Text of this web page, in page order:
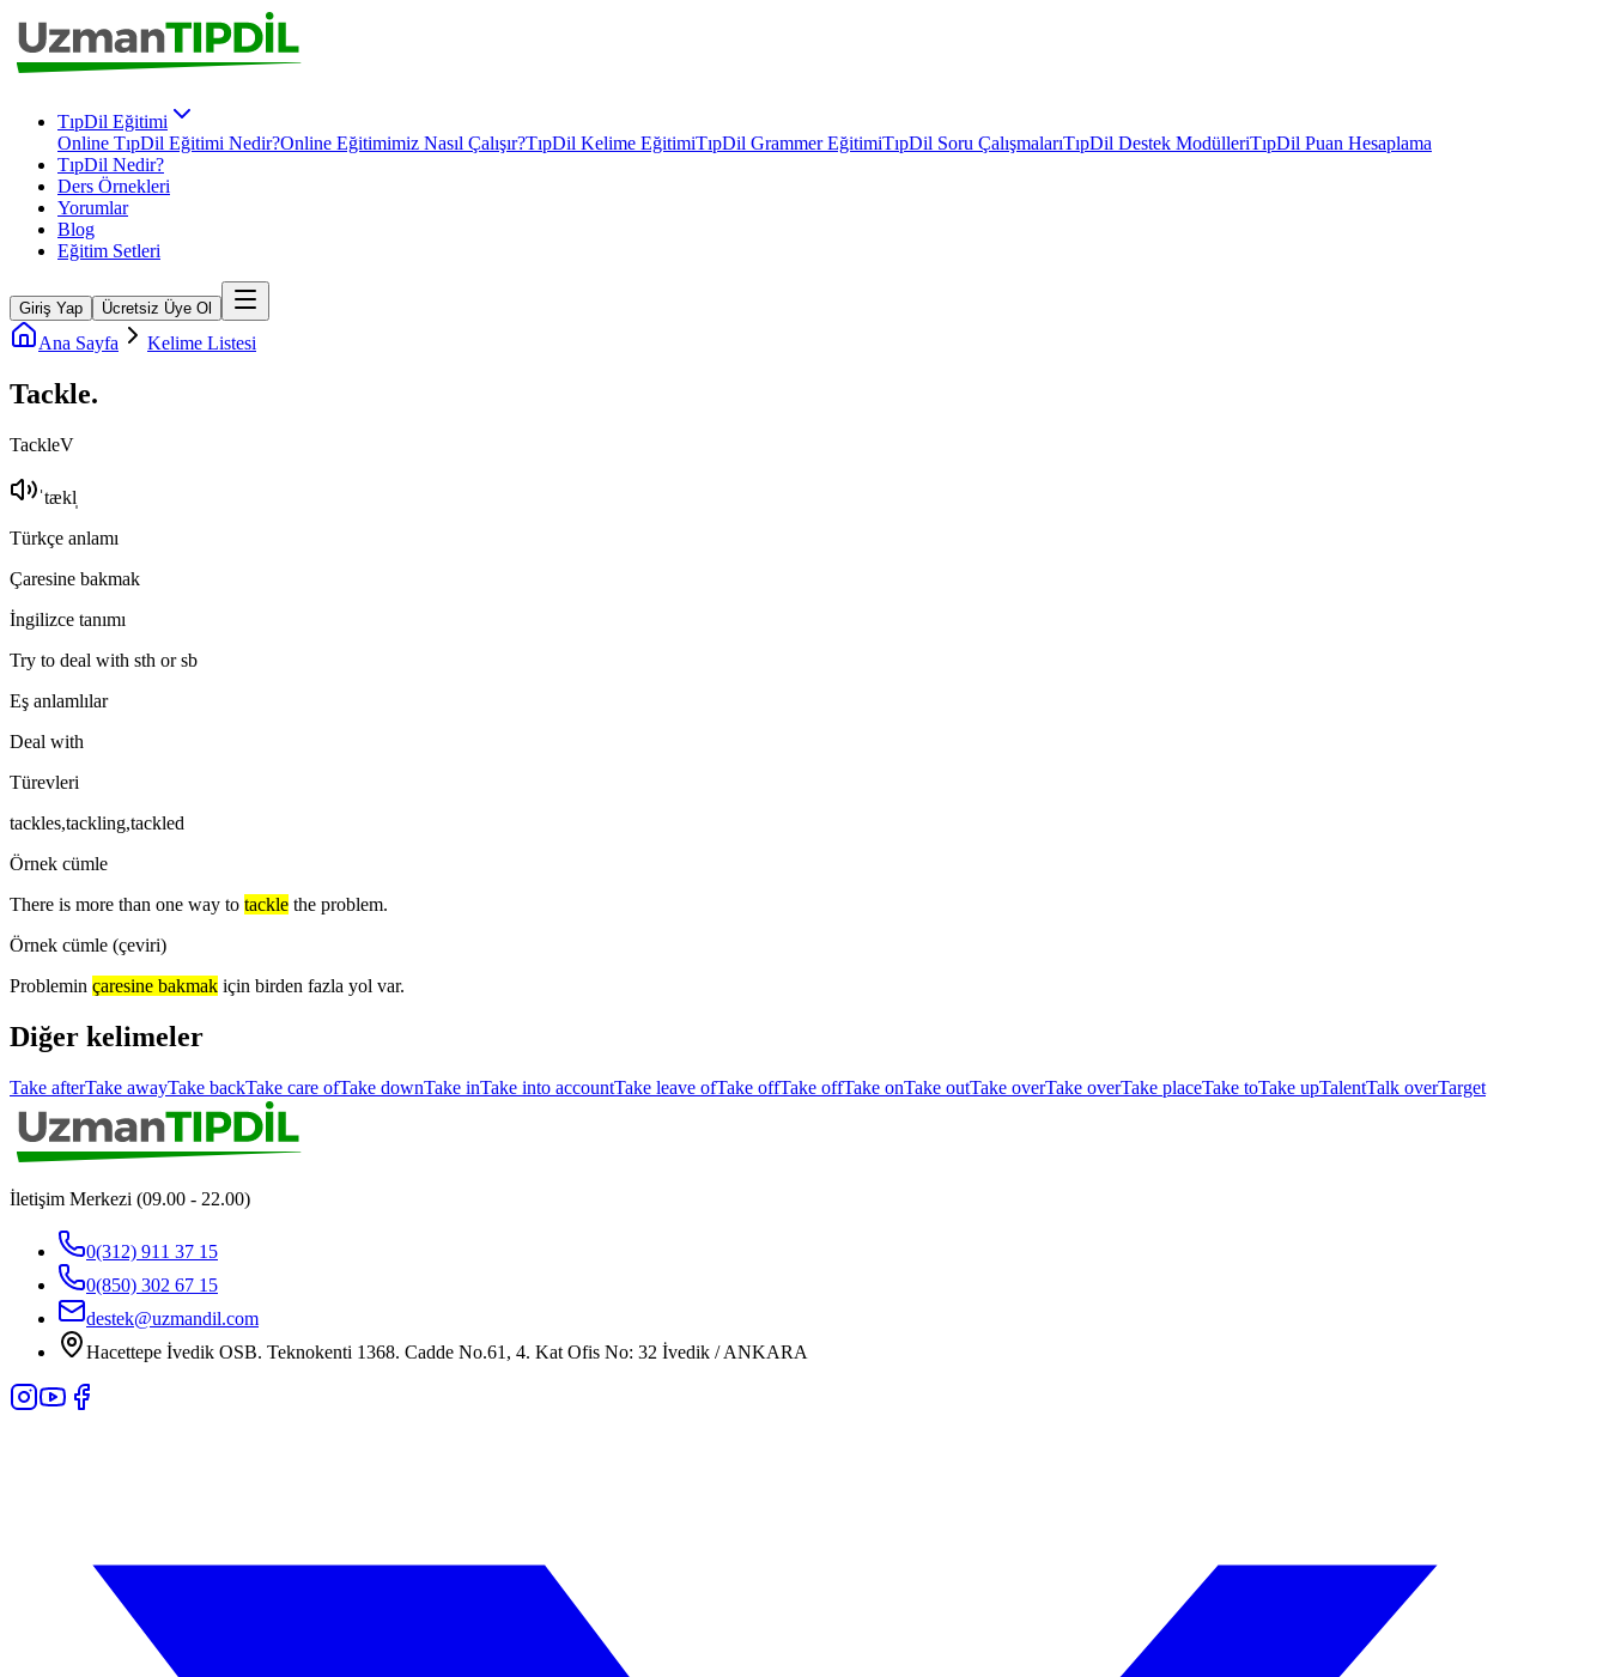
TıpDil Eğitimi
Online TıpDil Eğitimi Nedir?Online Eğitimimiz Nasıl Çalışır?TıpDil Kelime EğitimiTıpDil Grammer EğitimiTıpDil Soru ÇalışmalarıTıpDil Destek ModülleriTıpDil Puan Hesaplama
TıpDil Nedir?
Ders Örnekleri
Yorumlar
Blog
Eğitim Setleri
Giriş Yap Ücretsiz Üye Ol
Ana Sayfa Kelime Listesi
Tackle.
TackleV
ˈtækl̩
Türkçe anlamı
Çaresine bakmak
İngilizce tanımı
Try to deal with sth or sb
Eş anlamlılar
Deal with
Türevleri
tackles,tackling,tackled
Örnek cümle
There is more than one way to tackle the problem.
Örnek cümle (çeviri)
Problemin çaresine bakmak için birden fazla yol var.
Diğer kelimeler
Take afterTake awayTake backTake care ofTake downTake inTake into accountTake leave ofTake offTake offTake onTake outTake overTake overTake placeTake toTake upTalentTalk overTarget
İletişim Merkezi (09.00 - 22.00)
0(312) 911 37 15
0(850) 302 67 15
destek@uzmandil.com
Hacettepe İvedik OSB. Teknokenti 1368. Cadde No.61, 4. Kat Ofis No: 32 İvedik / ANKARA